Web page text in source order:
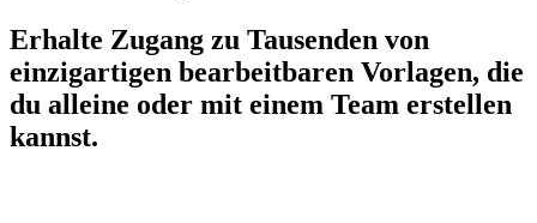
Erhalte Zugang zu Tausenden von
einzigartigen bearbeitbaren Vorlagen, die
du alleine oder mit einem Team erstellen
kannst.